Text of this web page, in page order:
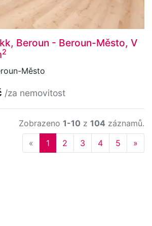
Beroun - Beroun-Město, V
2
Město
/za nemovitost
Zobrazeno 1-10 z 104 záznamů.
« Previous
1 2 3 4 5 »